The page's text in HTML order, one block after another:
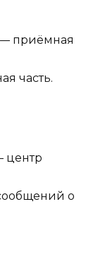
— приёмная
часть.
центр
о